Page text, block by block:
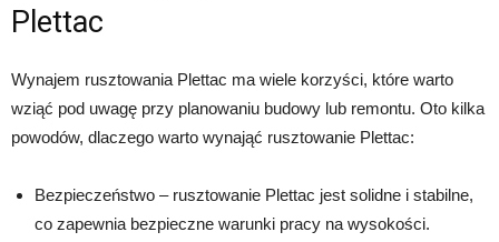
Plettac
Wynajem rusztowania Plettac ma wiele korzyści, które warto
wziąć pod uwagę przy planowaniu budowy lub remontu. Oto kilka
powodów, dlaczego warto wynająć rusztowanie Plettac:
Bezpieczeństwo – rusztowanie Plettac jest solidne i stabilne,
co zapewnia bezpieczne warunki pracy na wysokości.